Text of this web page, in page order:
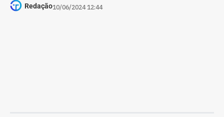
Redação10/06/2024 12:44